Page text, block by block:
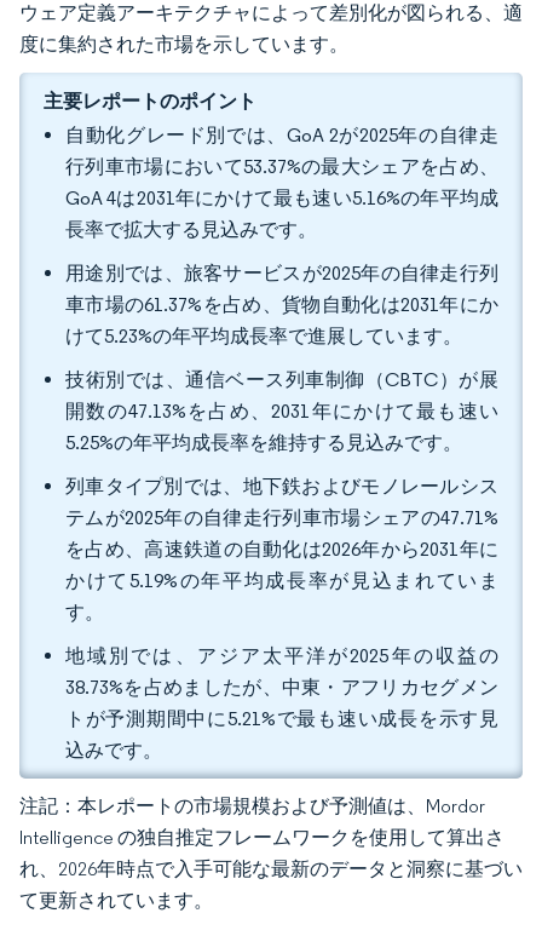
ウェア定義アーキテクチャによって差別化が図られる、適
度に集約された市場を示しています。
主要レポートのポイント
自動化グレード別では、GoA 2が2025年の自律走
行列車市場において53.37%の最大シェアを占め、
GoA 4は2031年にかけて最も速い5.16%の年平均成
長率で拡大する見込みです。
用途別では、旅客サービスが2025年の自律走行列
車市場の61.37%を占め、貨物自動化は2031年にか
けて5.23%の年平均成長率で進展しています。
技術別では、通信ベース列車制御（CBTC）が展
開数の47.13%を占め、2031年にかけて最も速い
5.25%の年平均成長率を維持する見込みです。
列車タイプ別では、地下鉄およびモノレールシス
テムが2025年の自律走行列車市場シェアの47.71%
を占め、高速鉄道の自動化は2026年から2031年に
かけて5.19%の年平均成長率が見込まれていま
す。
地域別では、アジア太平洋が2025年の収益の
38.73%を占めましたが、中東・アフリカセグメン
トが予測期間中に5.21%で最も速い成長を示す見
込みです。
注記：本レポートの市場規模および予測値は、Mordor
Intelligence の独自推定フレームワークを使用して算出さ
れ、2026年時点で入手可能な最新のデータと洞察に基づい
て更新されています。